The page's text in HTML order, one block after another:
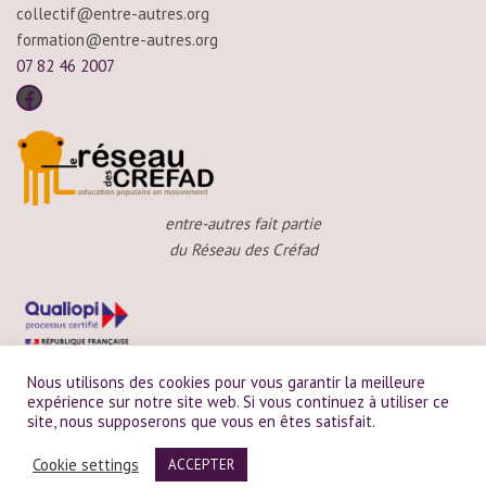
collectif@entre-autres.org
formation@entre-autres.org
07 82 46 2007
entre-autres fait partie
du Réseau des Créfad
entre-autres est certifié Qualiopi
pour ses actions de formation
Nous utilisons des cookies pour vous garantir la meilleure
expérience sur notre site web. Si vous continuez à utiliser ce
site, nous supposerons que vous en êtes satisfait.
Cookie settings ACCEPTER